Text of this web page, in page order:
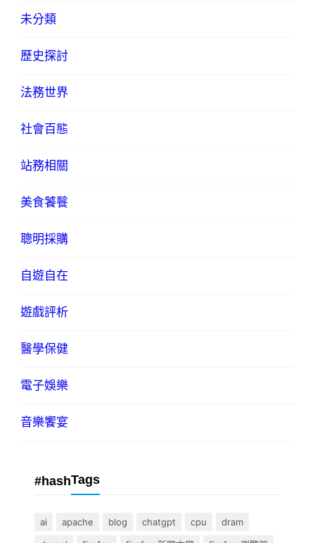
未分類
歷史探討
法務世界
社會百態
站務相關
美食饕餮
聰明採購
自遊自在
遊戲評析
醫學保健
電子娛樂
音樂饗宴
#hashTags
ai apache blog chatgpt cpu
dram